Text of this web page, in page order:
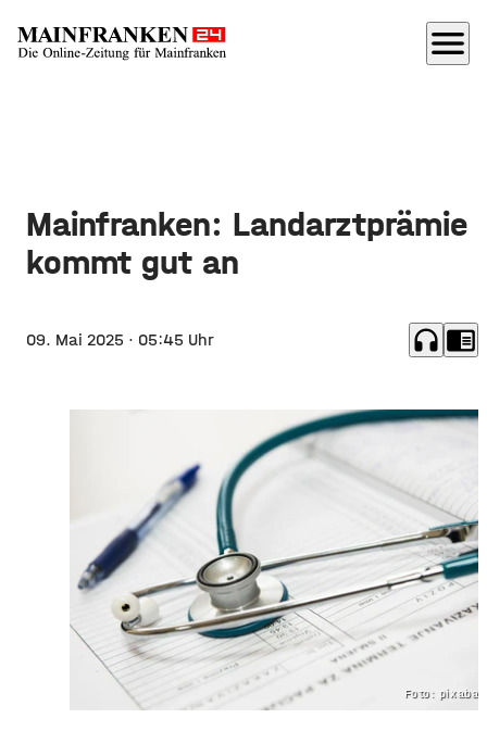
menu
Mainfranken: Landarztprämie
kommt gut an
09. Mai 2025 · 05:45 Uhr headphones chrome_reader_mode
Foto: